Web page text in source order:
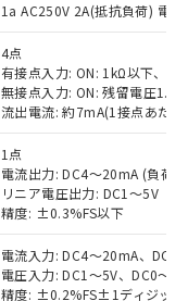
1a AC250V 2A(抵抗負荷) 電
4点
有接点入力: ON: 1kΩ以下、
無接点入力: ON: 残留電圧
流出電流: 約7mA(1接点あたり
1点
電流出力: DC4～20mA (負荷
リニア電圧出力: DC1～5V（
精度: ±0.3%FS以下
電流入力: DC4～20mA、
電圧入力: DC1～5V、DC0～
精度: ±0.2%FS±1ディジット